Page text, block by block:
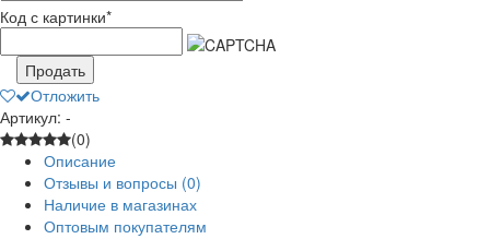
Код с картинки*
Продать
Отложить
Артикул: -
(0)
Описание
Отзывы и вопросы (0)
Наличие в магазинах
Оптовым покупателям